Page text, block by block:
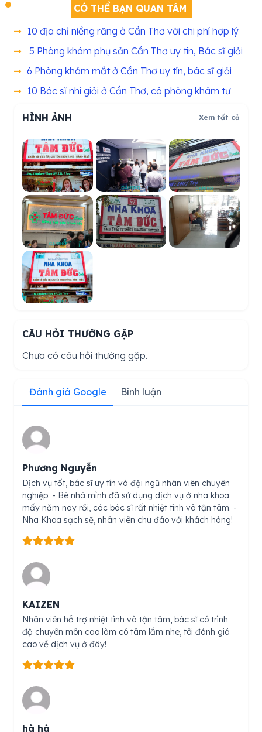
CÓ THỂ BẠN QUAN TÂM
10 địa chỉ niềng răng ở Cần Thơ với chi phí hợp lý
5 Phòng khám phụ sản Cần Thơ uy tín, Bác sĩ giỏi
6 Phòng khám mắt ở Cần Thơ uy tín, bác sĩ giỏi
10 Bác sĩ nhi giỏi ở Cần Thơ, có phòng khám tư
HÌNH ẢNH Xem tất cả
CÂU HỎI THƯỜNG GẶP
Chưa có câu hỏi thường gặp.
Đánh giá Google Bình luận
Phương Nguyễn
Dịch vụ tốt, bác sĩ uy tín và đội ngũ nhân viên chuyên
nghiệp. - Bé nhà mình đã sử dụng dịch vụ ở nha khoa
mấy năm nay rồi, các bác sĩ rất nhiệt tình và tận tâm. -
Nha Khoa sạch sẽ, nhân viên chu đáo với khách hàng!
KAIZEN
Nhân viên hỗ trợ nhiệt tình và tận tâm, bác sĩ có trình
độ chuyên môn cao làm có tâm lắm nhe, tôi đánh giá
cao về dịch vụ ở đây!
hà hà